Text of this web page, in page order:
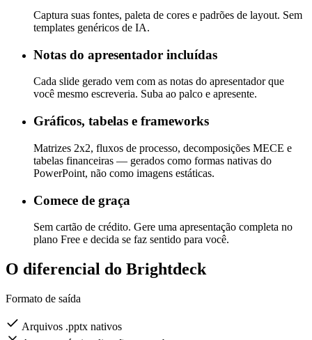
Layouts consistentes com a marca
Captura suas fontes, paleta de cores e padrões de layout. Sem
templates genéricos de IA.
Notas do apresentador incluídas
Cada slide gerado vem com as notas do apresentador que
você mesmo escreveria. Suba ao palco e apresente.
Gráficos, tabelas e frameworks
Matrizes 2x2, fluxos de processo, decomposições MECE e
tabelas financeiras — gerados como formas nativas do
PowerPoint, não como imagens estáticas.
Comece de graça
Sem cartão de crédito. Gere uma apresentação completa no
plano Free e decida se faz sentido para você.
O diferencial do Brightdeck
Formato de saída